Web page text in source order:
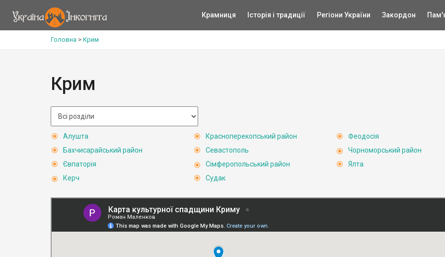
Крамниця Історія і традиції Регіони України Закордон
Головна > Крим
Крим
Алушта
Бахчисарайський район
Євпаторія
Керч
Красноперекопський район
Севастополь
Сімферопольський район
Судак
Феодосія
Чорноморський район
Ялта